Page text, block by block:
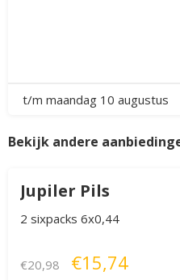
t/m maandag 10 augustus
Bekijk andere
Jupiler Pils
2 sixpacks 6x0,44
€20,98 €15,74